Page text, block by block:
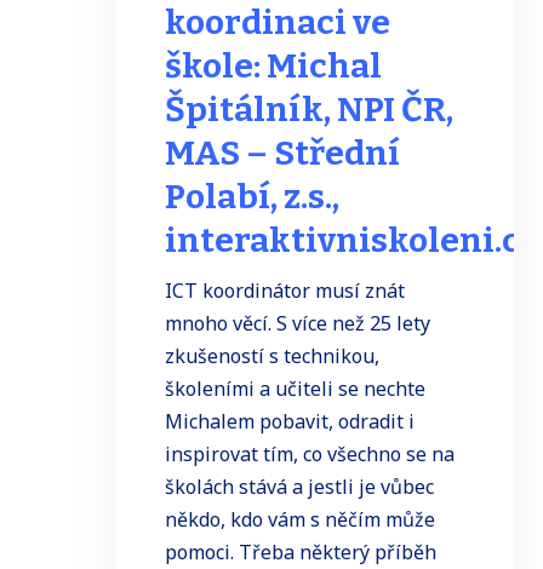
koordinaci ve
škole: Michal
Špitálník, NPI ČR,
MAS – Střední
Polabí, z.s.,
interaktivniskoleni.cz
ICT koordinátor musí znát
mnoho věcí. S více než 25 lety
zkušeností s technikou,
školeními a učiteli se nechte
Michalem pobavit, odradit i
inspirovat tím, co všechno se na
školách stává a jestli je vůbec
někdo, kdo vám s něčím může
pomoci. Třeba některý příběh